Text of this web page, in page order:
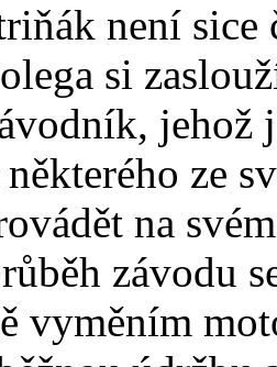
není sice
si
jehož
ze
na
závodu
vyměním